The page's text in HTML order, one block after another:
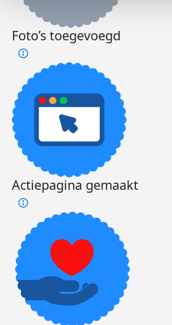
Foto’s toegevoegd
Actiepagina gemaakt